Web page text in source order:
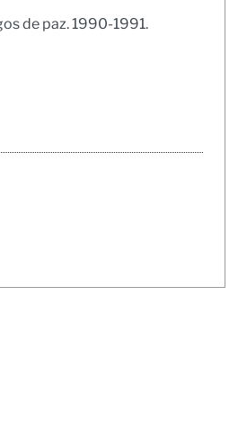
de paz. 1990-1991.